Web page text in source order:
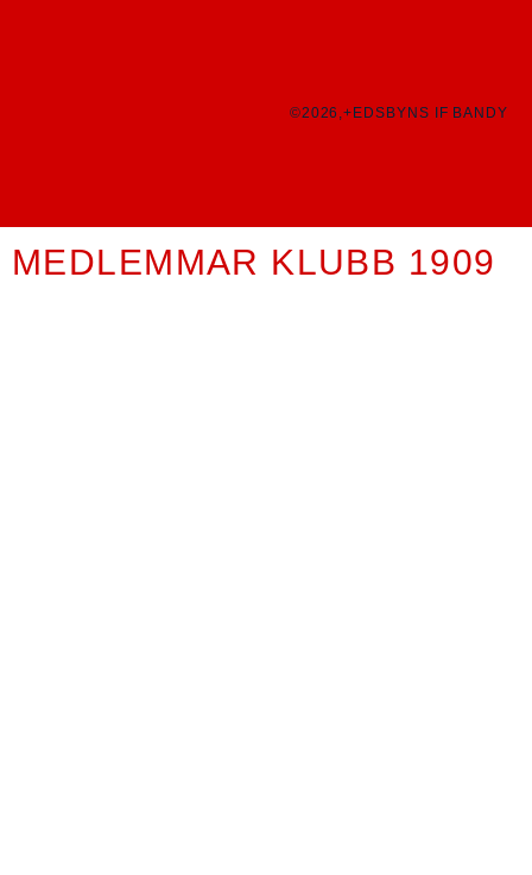
©2026,+EDSBYNS IF BANDY
MEDLEMMAR KLUBB 1909